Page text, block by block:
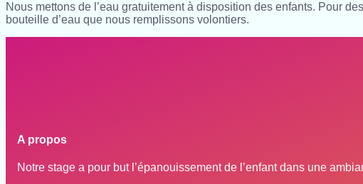
Nous mettons de l’eau gratuitement à disposition des enfants. Pour
bouteille d’eau que nous remplissons volontiers.
A propos
Notre stage a pour but l’épanouissement de l’enfant dans une